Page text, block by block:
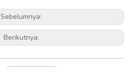
Sebelumnya:
Berikutnya: